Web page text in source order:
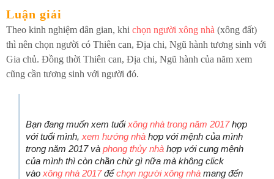
Luận giải
Theo kinh nghiệm dân gian, khi chọn người xông nhà (xông đất)
thì nên chọn người có Thiên can, Địa chi, Ngũ hành tương sinh với
Gia chủ. Đồng thời Thiên can, Địa chi, Ngũ hành của năm xem
cũng cần tương sinh với người đó.
Bạn đang muốn xem tuổixông nhà trong năm 2017hợp
với tuổi mình, xem hướng nhà hợp với mệnh của mình
trong năm 2017 và phong thủy nhà hợp với cung mệnh
của mình thì còn chần chừ gì nữa mà không click
vào xông nhà 2017đểchọn người xông nhà mang đến